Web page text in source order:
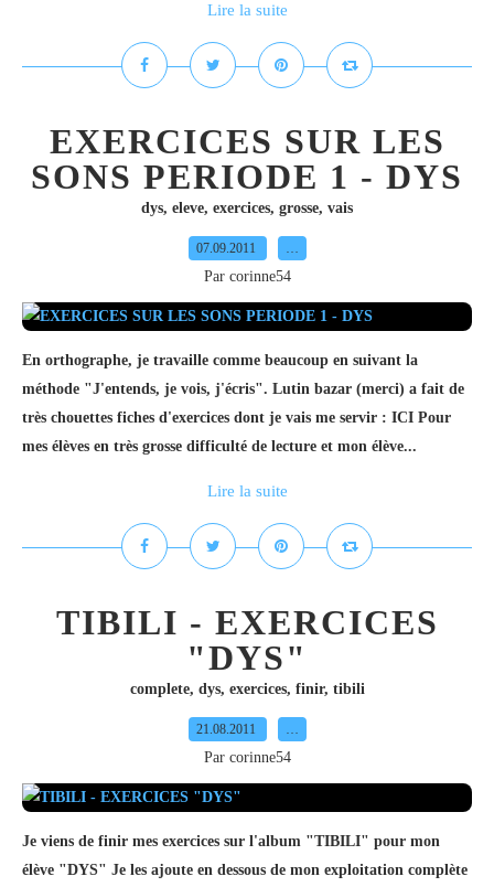
Lire la suite
EXERCICES SUR LES
SONS PERIODE 1 - DYS
dys, eleve, exercices, grosse, vais
07.09.2011 …
Par corinne54
En orthographe, je travaille comme beaucoup en suivant la
méthode "J'entends, je vois, j'écris". Lutin bazar (merci) a fait de
très chouettes fiches d'exercices dont je vais me servir : ICI Pour
mes élèves en très grosse difficulté de lecture et mon élève...
Lire la suite
TIBILI - EXERCICES
"DYS"
complete, dys, exercices, finir, tibili
21.08.2011 …
Par corinne54
Je viens de finir mes exercices sur l'album "TIBILI" pour mon
élève "DYS" Je les ajoute en dessous de mon exploitation complète